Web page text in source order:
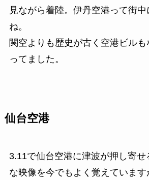
見ながら着陸。伊丹空港って街
ね。
関空よりも歴史が古く空港ビルも
ってました。
仙台空港
3.11で仙台空港に津波が押し寄
な映像を今でもよく覚えていま